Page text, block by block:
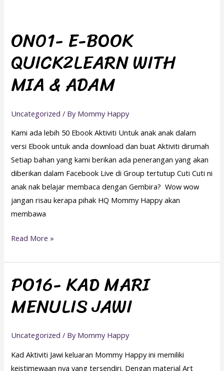
ON01- E-BOOK
QUICK2LEARN WITH
MIA & ADAM
Uncategorized / By Mommy Happy
Kami ada lebih 50 Ebook Aktiviti Untuk anak anak dalam
versi Ebook untuk anda download dan buat Aktiviti dirumah
Setiap bahan yang kami berikan ada penerangan yang akan
diberikan dalam Facebook Live di Group tertutup Cuti Cuti ni
anak nak belajar membaca dengan Gembira? Wow wow
jangan risau kerapa pihak HQ Mommy Happy akan
membawa
BOOK
WITH
MIA
&
Read More »
PO16- KAD MARI
MENULIS JAWI
Uncategorized / By Mommy Happy
Kad Aktiviti Jawi keluaran Mommy Happy ini memiliki
keistimewaan nya yang tersendiri. Dengan material Art
PO16-
KAD
MARI
JAWI